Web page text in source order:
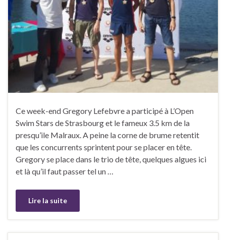
Ce week-end Gregory Lefebvre a participé à L’Open
Swim Stars de Strasbourg et le fameux 3.5 km de la
presqu’ile Malraux. A peine la corne de brume retentit
que les concurrents sprintent pour se placer en tête.
Gregory se place dans le trio de tête, quelques algues ici
et là qu’il faut passer tel un …
Lire la suite